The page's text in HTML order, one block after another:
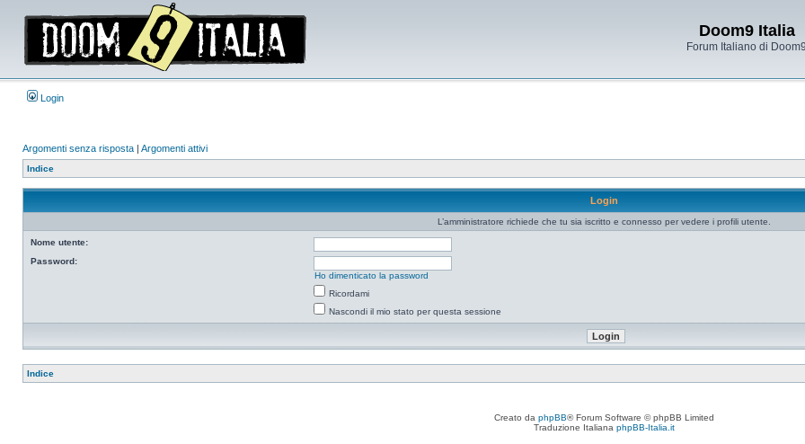
Doom9 Italia
Forum Italiano di Doom9
Login
Argomenti senza risposta | Argomenti attivi
Indice
Login
L’amministratore richiede che tu sia iscritto e connesso per vedere i profili utente.
Nome utente:
Password:
Ho dimenticato la password
Ricordami
Nascondi il mio stato per questa sessione
Indice
Creato da phpBB® Forum Software © phpBB Limited
Traduzione Italiana phpBB-Italia.it